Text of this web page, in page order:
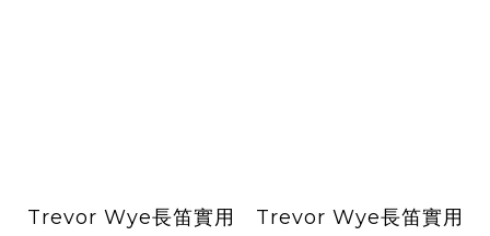
Trevor Wye長笛實用
Trevor Wye長笛實用